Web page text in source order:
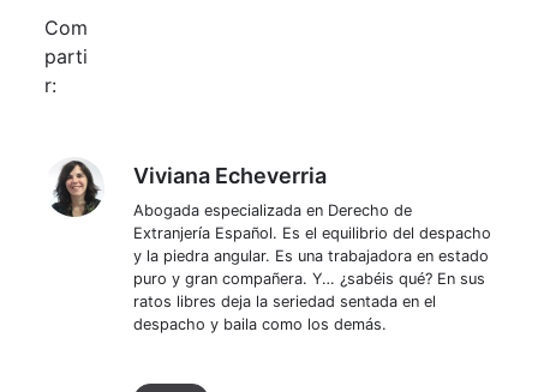
Com
parti
r:
Viviana EcheverriaViviana Echeverria
Abogada especializada en Derecho de
Extranjería Español. Es el equilibrio del despacho
y la piedra angular. Es una trabajadora en estado
puro y gran compañera. Y… ¿sabéis qué? En sus
ratos libres deja la seriedad sentada en el
despacho y baila como los demás.